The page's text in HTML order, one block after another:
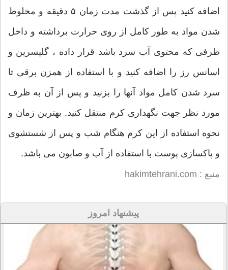
اضافه کنید پس از گذشت مدت زمان ۵ دقیقه و مخلوط
شدن مواد به طور کامل از روی حرارت برداشته و داخل
ظرفی که محتوی آب سرد باشد قرار داده ، گلیسرین و
اسانس رز را اضافه کنید و با استفاده از همزن برقی تا
سرد شدن کامل مواد آنها را بزنید و پس از آن به ظرف
مورد نظر جهت نگهداری کرم منتقل کنید. بهترین زمان و
نحوه استفاده از این کرم هنگام شب و پس از شستشوی
و پاکسازی پوست با استفاده از آب و صابون می باشد.
منبع : hakimtehrani.com
پیشنهاد امروز